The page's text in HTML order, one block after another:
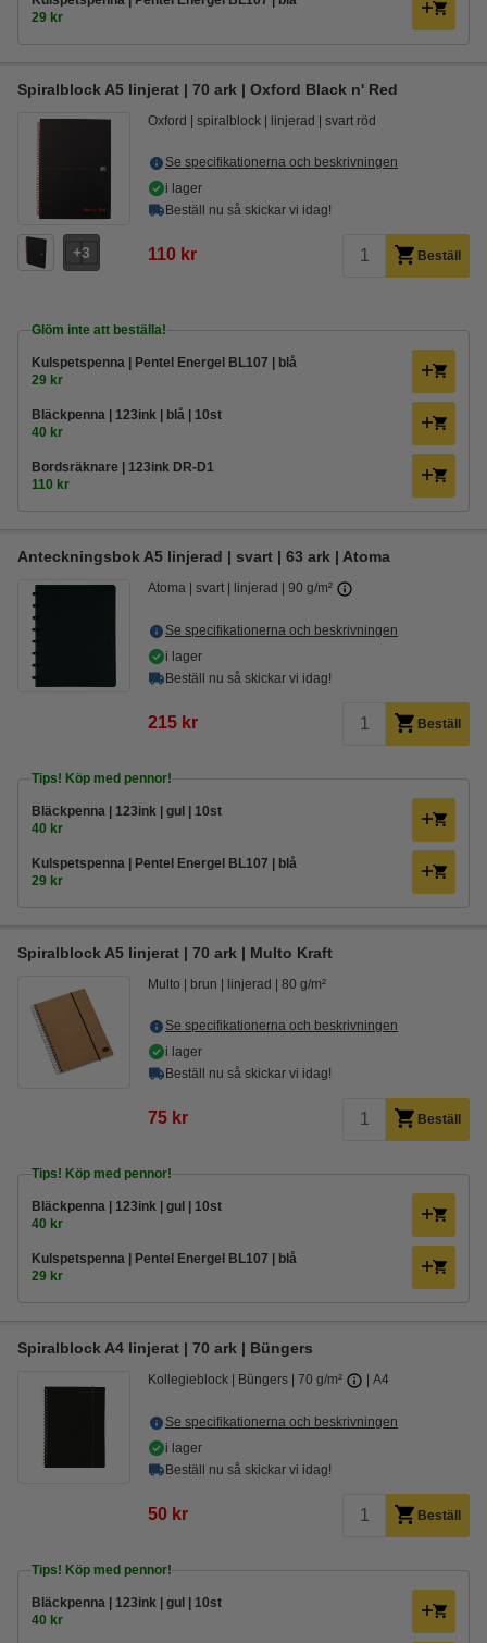
29 kr
Spiralblock A5 linjerat | 70 ark | Oxford Black n' Red
3
Oxford spiralblock linjerad svart röd
Se specifikationerna och beskrivningen
i lager
Beställ nu så skickar vi idag!
110 kr Beställ
Glöm inte att beställa!
Kulspetspenna | Pentel Energel BL107 | blå
29 kr
Bläckpenna | 123ink | blå | 10st
40 kr
Bordsräknare | 123ink DR-D1
110 kr
Anteckningsbok A5 linjerad | svart | 63 ark | Atoma
Atoma svart linjerad 90 g/m²
Se specifikationerna och beskrivningen
i lager
Beställ nu så skickar vi idag!
215 kr Beställ
Tips! Köp med pennor!
Bläckpenna | 123ink | gul | 10st
40 kr
Kulspetspenna | Pentel Energel BL107 | blå
29 kr
Spiralblock A5 linjerat | 70 ark | Multo Kraft
Multo brun linjerad 80 g/m²
Se specifikationerna och beskrivningen
i lager
Beställ nu så skickar vi idag!
75 kr Beställ
Tips! Köp med pennor!
Bläckpenna | 123ink | gul | 10st
40 kr
Kulspetspenna | Pentel Energel BL107 | blå
29 kr
Spiralblock A4 linjerat | 70 ark | Büngers
Kollegieblock Büngers 70 g/m² A4
Se specifikationerna och beskrivningen
i lager
Beställ nu så skickar vi idag!
50 kr Beställ
Tips! Köp med pennor!
Bläckpenna | 123ink | gul | 10st
40 kr